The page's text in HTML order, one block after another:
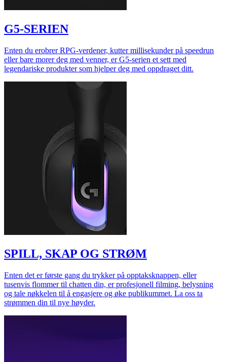
G5-SERIEN
Enten du erobrer RPG-verdener, kutter millisekunder på speedrun
eller bare morer deg med venner, er G5-serien et sett med
legendariske produkter som hjelper deg med oppdraget ditt.
SPILL, SKAP OG STRØM
Enten det er første gang du trykker på opptaksknappen, eller
tusenvis flommer til chatten din, er profesjonell filming, belysning
og tale nøkkelen til å engasjere og øke publikummet. La oss ta
strømmen din til nye høyder.